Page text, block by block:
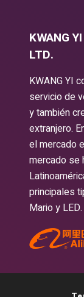
KWANG
LTD.
KWANG YI
servicio de
y también
extranjero.
el mercado
mercado se
principales
Mario y LED.